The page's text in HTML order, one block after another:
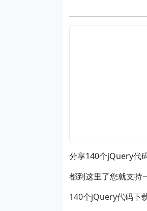
分享140个jQuery代
都到这里了您就支持
140个jQuery代码下